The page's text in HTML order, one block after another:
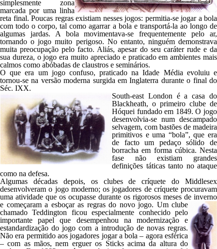
simplesmente zona
marcada por uma linha
reta final. Poucas regras existiam nesses jogos: permitia-se jogar a bola
com todo o corpo, tal como agarrar a bola e transportá-la ao longo de
algumas jardas. A bola movimentava-se frequentemente pelo ar,
tornando o jogo muito perigoso. No entanto, ninguém demonstrava
muita preocupação pelo facto. Aliás, apesar do seu caráter rude e da
sua dureza, o jogo era muito apreciado e praticado em ambientes mais
calmos como abóbadas de claustros e seminários.
O que era um jogo confuso, praticado na Idade Média evoluiu e
tornou-se na versão moderna surgida em Inglaterra durante o final do
Séc. IXX.
South-east London é a casa do
Blackheath, o primeiro clube de
Hóquei fundado em 1849. O jogo
desenvolvia-se num descampado
selvagem, com bastões de madeira
primitivos e uma “bola”, que era
de facto um pedaço sólido de
borracha em forma cúbica. Nesta
fase não existiam grandes
definições táticas tanto no ataque
como na defesa.
Algumas décadas depois, os clubes de críquete do Middlesex
desenvolveram o jogo moderno; os jogadores de críquete procuravam
uma atividade que os ocupasse durante os rigorosos meses de inverno
e começaram a esboçar as regras do novo jogo. Um clube
chamadoTeddington ficou especialmente conhecido pelo
importante papel que desempenhou na modernização e
estandardização do jogo com a introdução de novas regras.
Não era permitido aos jogadores jogar a bola – agora esférica
– com as mãos, nem erguer os Sticksacima da altura do